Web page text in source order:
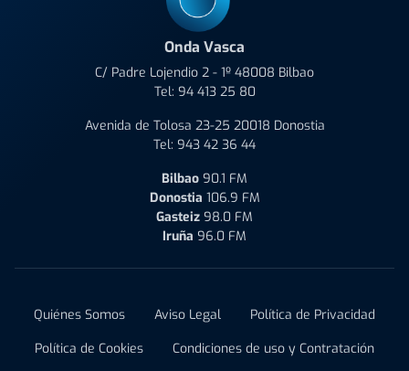
Onda Vasca
C/ Padre Lojendio 2 - 1º 48008 Bilbao
Tel: 94 413 25 80
Avenida de Tolosa 23-25 20018 Donostia
Tel: 943 42 36 44
Bilbao 90.1 FM
Donostia 106.9 FM
Gasteiz 98.0 FM
Iruña 96.0 FM
Quiénes Somos Aviso Legal
Política de Privacidad
Política de Cookies
Condiciones de uso y Contratación